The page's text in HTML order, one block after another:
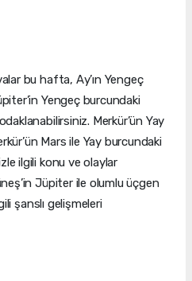
bu hafta, Ay’ın Yengeç
Yengeç burcundaki
Merkür’ün Yay
Mars ile Yay burcundaki
ilgili konu ve olaylar
Jüpiter ile olumlu üçgen
şanslı gelişmeleri